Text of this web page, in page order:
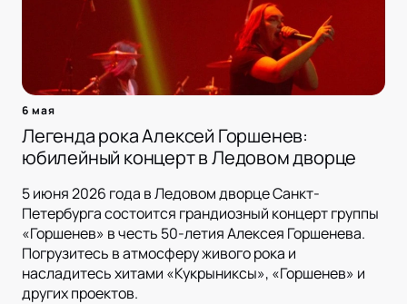
6 мая
Легенда рока Алексей Горшенев:
юбилейный концерт в Ледовом дворце
5 июня 2026 года в Ледовом дворце Санкт-
Петербурга состоится грандиозный концерт группы
«Горшенев» в честь 50-летия Алексея Горшенева.
Погрузитесь в атмосферу живого рока и
насладитесь хитами «Кукрыниксы», «Горшенев» и
других проектов.